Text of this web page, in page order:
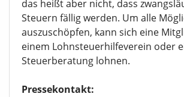
das heißt aber nicht, dass
Steuern fällig werden. Um alle
auszuschöpfen, kann sich eine
einem Lohnsteuerhilfeverein oder
Steuerberatung lohnen.
Pressekontakt: